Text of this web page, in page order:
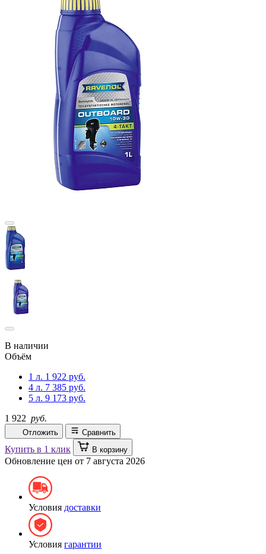
В наличии
Объём
1 л. 1 922 руб.
4 л. 7 385 руб.
5 л. 9 173 руб.
1 922 руб.
Отложить Сравнить
Купить в 1 клик В корзину
Обновление цен от 7 августа 2026
Условия доставки
Условия гарантии